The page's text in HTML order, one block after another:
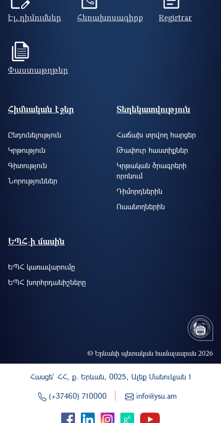
Էլ. դիմումներ Հեռախոսագիրք Registrar
Փաստաթղթեր
Footer site information
Հիմնական էջեր
Ընդունելություն
Կրթություն
Գիտություն
Նորություններ
Տեղեկատվություն
Հաճախ տրվող հարցեր
Թափուր հաստիքներ
Կրթական ծրագրերի
որոնում
Դիմորդներին
Ուսանողներին
ԵՊՀ-ի մասին
ԵՊՀ կառավարումը
ԵՊՀ խորհրդանիշները
© Երևանի պետական համալսարան 2026
Հասցե` ՀՀ, ք. Երևան, 0025, Ալեք Մանուկյան 1
(+37460) 710000
info@ysu.am